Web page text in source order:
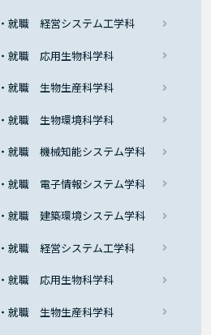
就職 経営システム工学科
就職 応用生物科学科
就職 生物生産科学科
就職 生物環境科学科
就職 機械知能システム学科
就職 電子情報システム学科
就職 建築環境システム学科
就職 経営システム工学科
就職 応用生物科学科
就職 生物生産科学科